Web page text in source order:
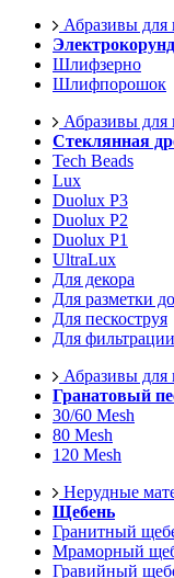
Абразивы для
Электрокорунд
Шлифзерно
Шлифпорошок
Абразивы для
Стеклянная
Tech Beads
Lux
Duolux P3
Duolux P2
Duolux P1
UltraLux
Для декора
Для разметки
Для пескоструя
Для
Абразивы для
Гранатовый
30/60 Mesh
80 Mesh
120 Mesh
Нерудные
Щебень
Гранитный
Мраморный
Гравийный